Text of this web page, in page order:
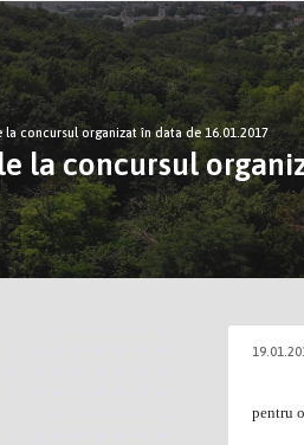
la concursul organizat în data de 16.01.2017
la concursul
pentru